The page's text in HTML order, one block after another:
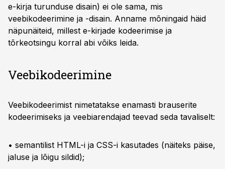
e-kirja turunduse disain) ei ole sama, mis
veebikodeerimine ja -disain. Anname mõningaid häid
näpunäiteid, millest e-kirjade kodeerimise ja
tõrkeotsingu korral abi võiks leida.
Veebikodeerimine
Veebikodeerimist nimetatakse enamasti brauserite
kodeerimiseks ja veebiarendajad teevad seda tavaliselt:
• semantilist HTML-i ja CSS-i kasutades (näiteks päise,
jaluse ja lõigu sildid);